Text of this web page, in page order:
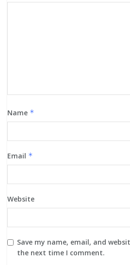
Name *
Email *
Website
Save my name, email, and
the next time I comment.